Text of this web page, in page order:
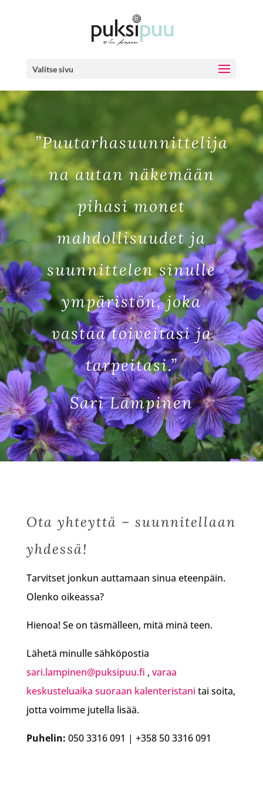
Valitse sivu
”Puutarhasuunnittelija
na autan näkemään
pihasi monet
mahdollisuudet ja
suunnittelen sinulle
ympäristön, joka
vastaa toiveitasi ja
tarpeitasi.”
Sari Lampinen
Ota yhteyttä – suunnitellaan
yhdessä!
Tarvitset jonkun auttamaan sinua eteenpäin.
Olenko oikeassa?
Hienoa! Se on täsmälleen, mitä minä teen.
Lähetä minulle sähköpostia
sari.lampinen@puksipuu.fi , varaa
keskusteluaika suoraan kalenteristani tai soita,
jotta voimme jutella lisää.
Puhelin: 050 3316 091 | +358 50 3316 091